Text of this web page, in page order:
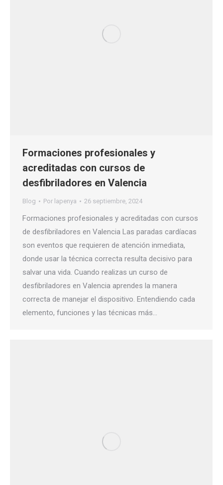
Formaciones profesionales y
acreditadas con cursos de
desfibriladores en Valencia
Blog Por lapenya 26 septiembre, 2024
Formaciones profesionales y acreditadas con cursos
de desfibriladores en Valencia Las paradas cardíacas
son eventos que requieren de atención inmediata,
donde usar la técnica correcta resulta decisivo para
salvar una vida. Cuando realizas un curso de
desfibriladores en Valencia aprendes la manera
correcta de manejar el dispositivo. Entendiendo cada
elemento, funciones y las técnicas más…